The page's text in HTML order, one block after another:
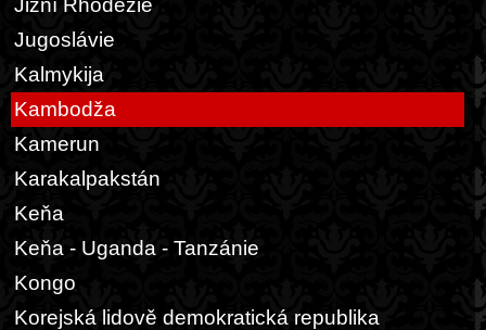
Jižní Rhodezie
Jugoslávie
Kalmykija
Kambodža
Kamerun
Karakalpakstán
Keňa
Keňa - Uganda - Tanzánie
Kongo
Korejská lidově demokratická republika